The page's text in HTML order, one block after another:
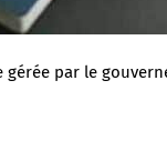
par le